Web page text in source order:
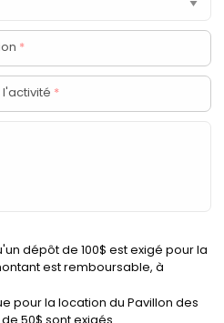
*
*
dépôt de 100$ est exigé pour la
est remboursable, à
pour la location du Pavillon des